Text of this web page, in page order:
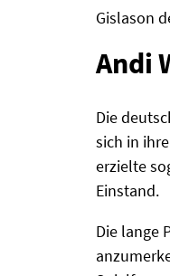
Gislason
Andi
Die
sich in
erzielte
Einstand.
Die lange